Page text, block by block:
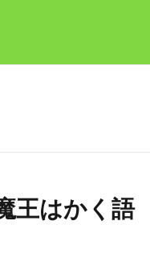
王はかく語